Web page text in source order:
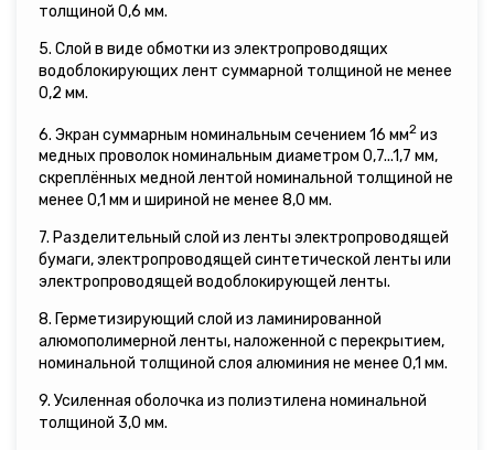
толщиной 0,6 мм.
5. Слой в виде обмотки из электропроводящих
водоблокирующих лент суммарной толщиной не менее
0,2 мм.
6. Экран суммарным номинальным сечением 16 мм2 из
медных проволок номинальным диаметром 0,7...1,7 мм,
скреплённых медной лентой номинальной толщиной не
менее 0,1 мм и шириной не менее 8,0 мм.
7. Разделительный слой из ленты электропроводящей
бумаги, электропроводящей синтетической ленты или
электропроводящей водоблокирующей ленты.
8. Герметизирующий слой из ламинированной
алюмополимерной ленты, наложенной с перекрытием,
номинальной толщиной слоя алюминия не менее 0,1 мм.
9. Усиленная оболочка из полиэтилена номинальной
толщиной 3,0 мм.